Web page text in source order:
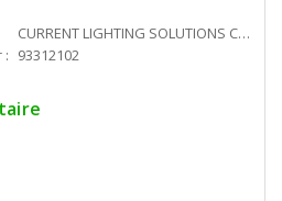
CURRENT LIGHTING SOLUTIONS CAN
: 93312102